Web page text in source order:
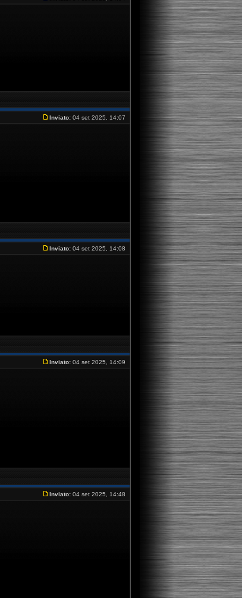
Inviato: 04 set 2025, 14:07
Inviato: 04 set 2025, 14:08
Inviato: 04 set 2025, 14:09
Inviato: 04 set 2025, 14:48